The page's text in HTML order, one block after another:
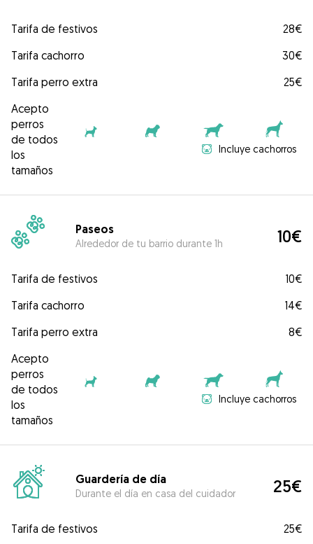
Tarifa de festivos
28€
Tarifa cachorro
30€
Tarifa perro extra
25€
Acepto
perros
de todos
los
tamaños
Incluye cachorros
Paseos
Alrededor de tu barrio durante 1h 10€
Tarifa de festivos
10€
Tarifa cachorro
14€
Tarifa perro extra
8€
Acepto
perros
de todos
los
tamaños
Incluye cachorros
Guardería de día
Durante el día en casa del cuidador 25€
Tarifa de festivos 25€